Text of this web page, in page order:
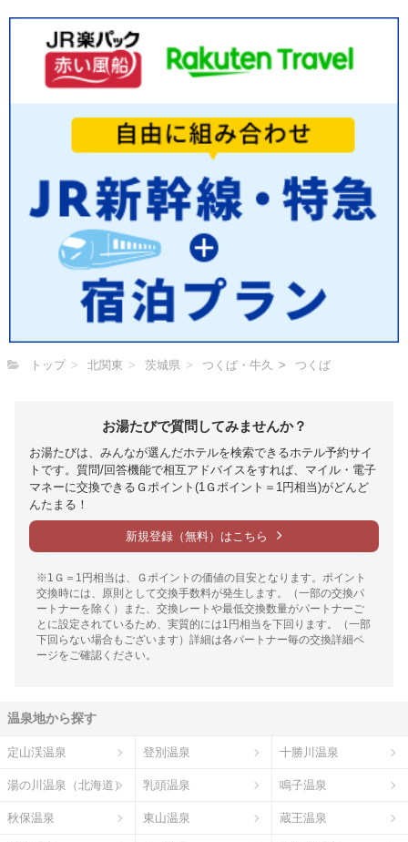
トップ 北関東 茨城県 つくば・牛久 つくば
お湯たびで質問してみませんか？
お湯たびは、みんなが選んだホテルを検索できるホテル予約サイ
トです。質問/回答機能で相互アドバイスをすれば、マイル・電子
マネーに交換できるＧポイント(1Ｇポイント＝1円相当)がどんど
んたまる！
新規登録（無料）はこちら
※1Ｇ＝1円相当は、Ｇポイントの価値の目安となります。ポイント
交換時には、原則として交換手数料が発生します。（一部の交換パ
ートナーを除く）また、交換レートや最低交換数量がパートナーご
とに設定されているため、実質的には1円相当を下回ります。（一部
下回らない場合もございます）詳細は各パートナー毎の交換詳細ペ
ージをご確認ください。
温泉地から探す
定山渓温泉 登別温泉 十勝川温泉
湯の川温泉（北海道） 乳頭温泉 鳴子温泉
秋保温泉 東山温泉 蔵王温泉